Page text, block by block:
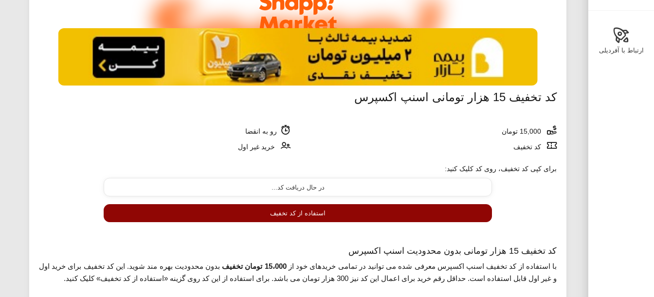
ارتباط با آفردیلی
کد تخفیف 15 هزار تومانی اسنپ اکسپرس
رو به انقضا
کد تخفیف
خرید غیر اول
برای کپی کد تخفیف، روی کد کلیک کنید:
استفاده از کد تخفیف
کد تخفیف 15 هزار تومانی بدون محدودیت اسنپ اکسپرس
با استفاده از کد تخفیف اسنپ اکسپرس معرفی شده می توانید در تمامی خریدهای خود از15،000 تومان تخفیف
بدون محدودیت بهره مند شوید. این کد تخفیف برای خرید اول
و غیر اول قابل استفاده است. حداقل رقم خرید برای اعمال این کد نیز 300 هزار تومان می باشد. برای استفاده از این کد روی گزینه «استفاده از کد تخفیف» کلیک کنید.